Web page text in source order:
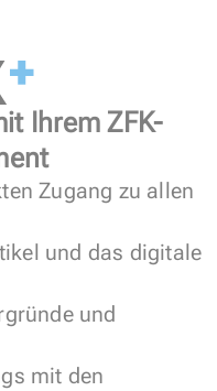
Ihrem ZFK-
Zugang zu allen
und das digitale
und
mit den